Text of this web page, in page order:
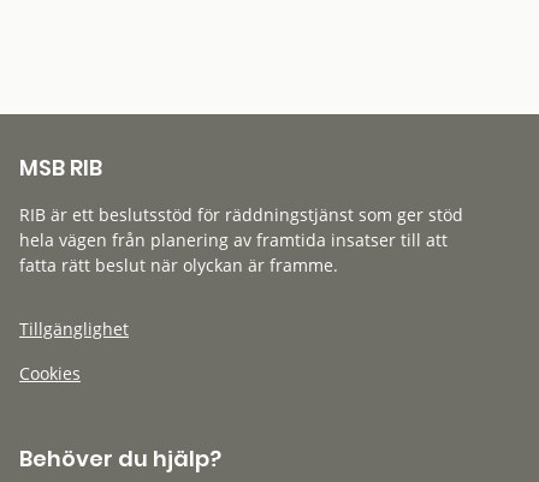
MSB RIB
RIB är ett beslutsstöd för räddningstjänst som ger stöd
hela vägen från planering av framtida insatser till att
fatta rätt beslut när olyckan är framme.
Tillgänglighet
Cookies
Behöver du hjälp?